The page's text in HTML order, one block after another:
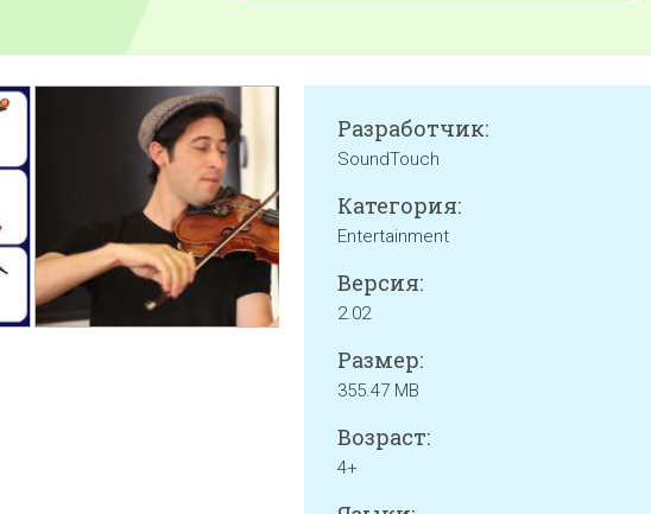
Разработчик:
SoundTouch
Категория:
Entertainment
Версия:
2.02
Размер:
355.47 MB
Возраст:
4+